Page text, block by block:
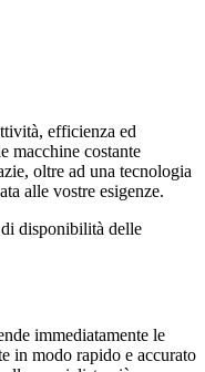
efficienza ed
macchine costante
oltre ad una tecnologia
alle vostre esigenze.
disponibilità delle
immediatamente le
in modo rapido e accurato